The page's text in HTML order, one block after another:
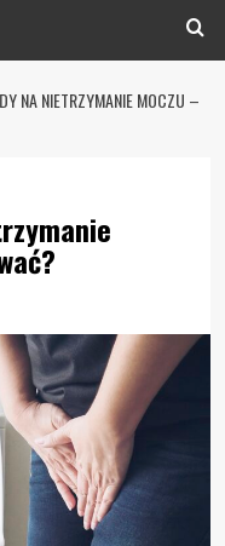
NA NIETRZYMANIE MOCZU –